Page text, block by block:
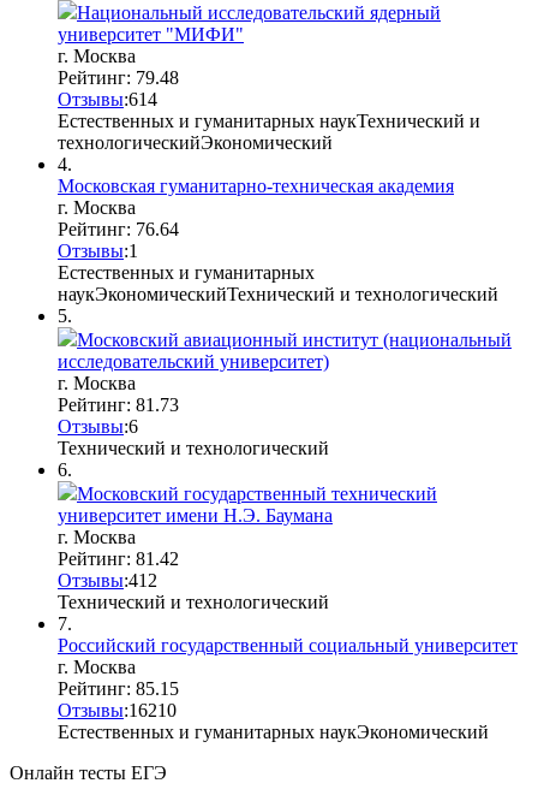
Национальный исследовательский ядерный
университет "МИФИ"
г. Москва
Рейтинг: 79.48
Отзывы:614
Естественных и гуманитарных наукТехнический и
технологическийЭкономический
4.
Московская гуманитарно-техническая академия
г. Москва
Рейтинг: 76.64
Отзывы:1
Естественных и гуманитарных
наукЭкономическийТехнический и технологический
5.
Московский авиационный институт (национальный
исследовательский университет)
г. Москва
Рейтинг: 81.73
Отзывы:6
Технический и технологический
6.
Московский государственный технический
университет имени Н.Э. Баумана
г. Москва
Рейтинг: 81.42
Отзывы:41 2
Технический и технологический
7.
Российский государственный социальный университет
г. Москва
Рейтинг: 85.15
Отзывы:16210
Естественных и гуманитарных наукЭкономический
Онлайн тесты ЕГЭ